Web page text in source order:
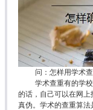
问：怎样用学术
学术查重有的学
的话，自己可以在网
真伪。学术的查重算